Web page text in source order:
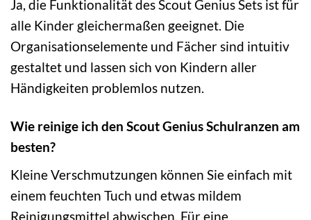
Ja, die Funktionalität des Scout Genius Sets ist für
alle Kinder gleichermaßen geeignet. Die
Organisationselemente und Fächer sind intuitiv
gestaltet und lassen sich von Kindern aller
Händigkeiten problemlos nutzen.
Wie reinige ich den Scout Genius Schulranzen am
besten?
Kleine Verschmutzungen können Sie einfach mit
einem feuchten Tuch und etwas mildem
Reinigungsmittel abwischen. Für eine